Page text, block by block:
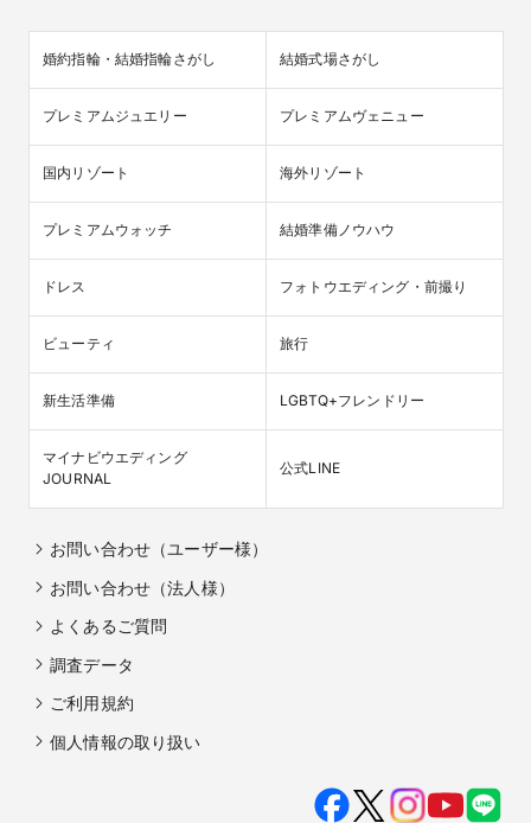
婚約指輪・結婚指輪さがし 結婚式場さがし
プレミアムジュエリー プレミアムヴェニュー
国内リゾート 海外リゾート
プレミアムウォッチ 結婚準備ノウハウ
ドレス フォトウエディング・前撮り
ビューティ 旅行
新生活準備 LGBTQ+フレンドリー
マイナビウエディング
JOURNAL
公式LINE
お問い合わせ（ユーザー様）
お問い合わせ（法人様）
よくあるご質問
調査データ
ご利用規約
個人情報の取り扱い